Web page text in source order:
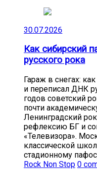
30.07.2026
Как сибирский
русского рока
Гараж в снегах:
и переписал ДНК
годов советский
почти
Ленинградский
рефлексию БГ и
«Телевизора».
классической
стадионному
Rock Non Stop 0